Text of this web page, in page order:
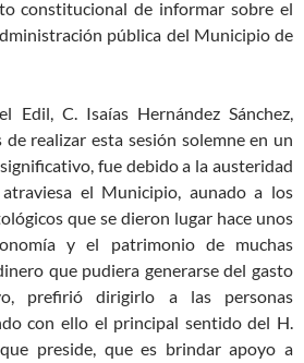
constitucional de informar sobre el
pública del Municipio de
Edil, C. Isaías Hernández Sánchez,
realizar esta sesión solemne en un
fue debido a la austeridad
el Municipio, aunado a los
que se dieron lugar hace unos
y el patrimonio de muchas
que pudiera generarse del gasto
prefirió dirigirlo a las personas
con ello el principal sentido del H.
preside, que es brindar apoyo a